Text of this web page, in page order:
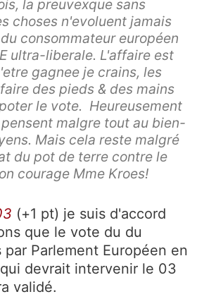
la preuvexque sans
choses n'evoluent jamais
consommateur européen
ultra-liberale. L'affaire est
gagnee je crains, les
des pieds & des mains
le vote. Heureusement
malgre tout au bien-
Mais cela reste malgré
du pot de terre contre le
courage Mme Kroes!
(+1 pt) je suis d'accord
que le vote du du
Parlement Européen en
devrait intervenir le 03
validé.